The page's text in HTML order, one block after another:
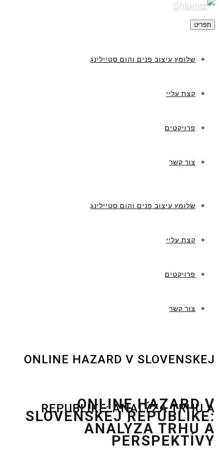
תפריט
שלומץ עיצוב פנים והום סטיילינג
קצת עליי
פרויקטים
צור קשר
שלומץ עיצוב פנים והום סטיילינג
קצת עליי
פרויקטים
צור קשר
ONLINE HAZARD V SLOVENSKEJ
REPUBLIKE: ANALÝZA TRHU A
ONLINE HAZARD V
SLOVENSKEJ REPUBLIKE:
ANALÝZA TRHU A
PERSPEKTÍVY